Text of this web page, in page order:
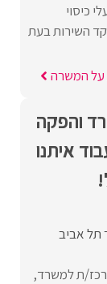
כיסוי
השירות בעת
על המשרה
והפקה
איתנו
תל אביב
ת למשרד,